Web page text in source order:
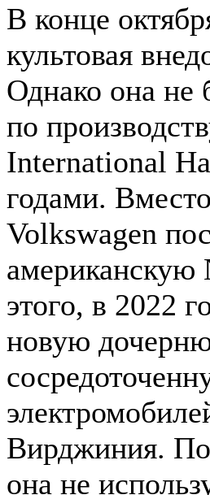
В конце
культовая
Однако она не
по
International
годами.
Volkswagen
американскую
этого, в 2022
новую
Вирджиния.
она не